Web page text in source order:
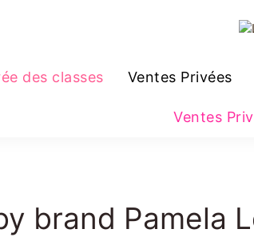
des classes Ventes Privées
Ventes
brand Pamela